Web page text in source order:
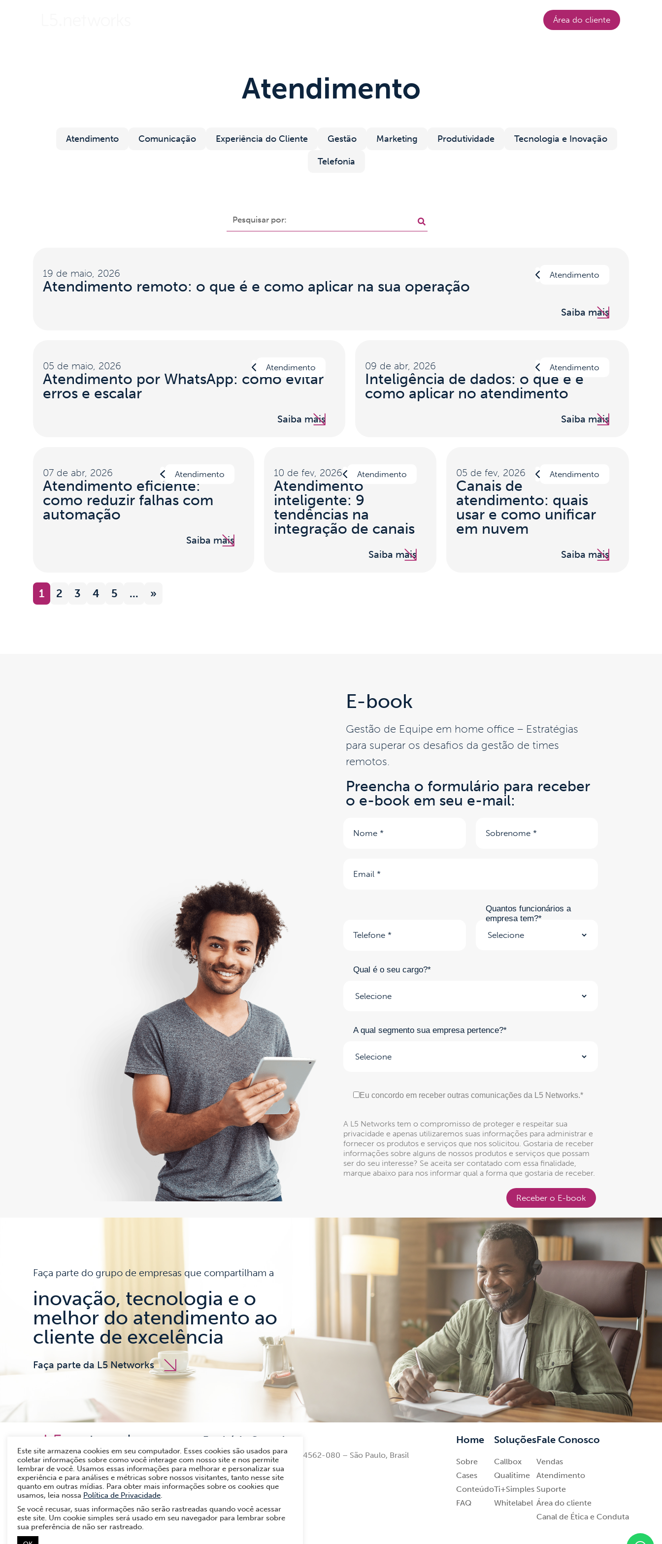
Área do cliente
Atendimento
Atendimento Comunicação Experiência do Cliente Gestão Marketing Produtividade Tecnologia e Inovação
Telefonia
Atendimento
19 de maio, 2026
Atendimento remoto: o que é e como aplicar na sua operação
Saiba mais
Atendimento
05 de maio, 2026
Atendimento por WhatsApp: como evitar
erros e escalar
Saiba mais
Atendimento
09 de abr, 2026
Inteligência de dados: o que é e
como aplicar no atendimento
Saiba mais
Atendimento
07 de abr, 2026
Atendimento eficiente:
como reduzir falhas com
automação
Saiba mais
Atendimento
10 de fev, 2026
Atendimento
inteligente: 9
tendências na
integração de canais
Saiba mais
Atendimento
05 de fev, 2026
Canais de
atendimento: quais
usar e como unificar
em nuvem
Saiba mais
1 2 3 4 5 ... »
E-book
Gestão de Equipe em home office – Estratégias
para superar os desafios da gestão de times
remotos.
Preencha o formulário para receber
o e-book em seu e-mail:
Quantos funcionários a
empresa tem?*
Qual é o seu cargo?*
A qual segmento sua empresa pertence?*
Eu concordo em receber outras comunicações da L5 Networks.*
A L5 Networks tem o compromisso de proteger e respeitar sua
privacidade e apenas utilizaremos suas informações para administrar e
fornecer os produtos e serviços que nos solicitou. Gostaria de receber
informações sobre alguns de nossos produtos e serviços que possam
ser do seu interesse? Se aceita ser contatado com essa finalidade,
marque abaixo para nos informar qual a forma que gostaria de receber.
Receber o E-book
Faça parte do grupo de empresas que compartilham a
inovação, tecnologia e o
melhor do atendimento ao
cliente de excelência
Faça parte da L5 Networks
Escritório Central
Rua André Ampere, 153 – 04562-080 – São Paulo, Brasil
11 2222-1000
0800 591 1234 (Vendas)
Home
Sobre
Cases
Conteúdo
FAQ
Soluções
Callbox
Qualitime
Ti+Simples
Whitelabel
Fale Conosco
Vendas
Atendimento
Suporte
Área do cliente
Canal de Ética e Conduta
Este site armazena cookies em seu computador. Esses cookies são usados para
coletar informações sobre como você interage com nosso site e nos permite
lembrar de você. Usamos essas informações para melhorar e personalizar sua
experiência e para análises e métricas sobre nossos visitantes, tanto nesse site
quanto em outras mídias. Para obter mais informações sobre os cookies que
usamos, leia nossa Política de Privacidade.
Se você recusar, suas informações não serão rastreadas quando você acessar
este site. Um cookie simples será usado em seu navegador para lembrar sobre
sua preferência de não ser rastreado.